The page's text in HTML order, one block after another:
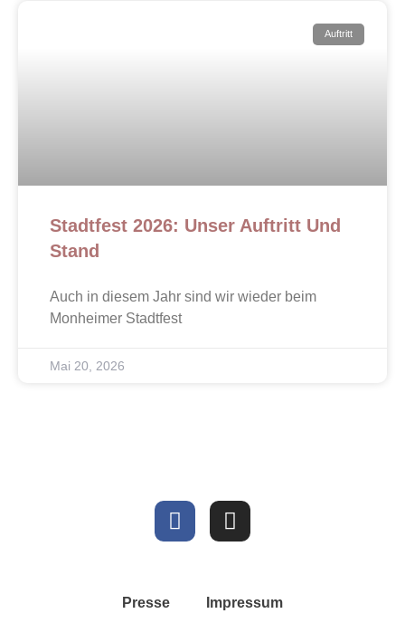
Auftritt
Stadtfest 2026: Unser Auftritt Und
Stand
Auch in diesem Jahr sind wir wieder beim
Monheimer Stadtfest
Mai 20, 2026
Presse Impressum